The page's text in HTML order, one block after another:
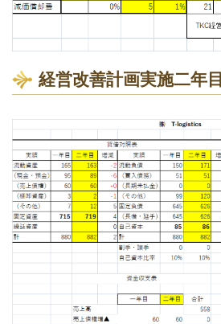
経営改善計画実施二年目